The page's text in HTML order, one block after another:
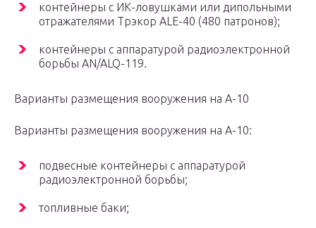
контейнеры с ИК-ловушками или дипольными
отражателями Трэкор ALE-40 (480 патронов);
контейнеры с аппаратурой радиоэлектронной
борьбы AN/ALQ-119.
Варианты размещения вооружения на А-10
Варианты размещения вооружения на А-10:
подвесные контейнеры с аппаратурой
радиоэлектронной борьбы;
топливные баки;